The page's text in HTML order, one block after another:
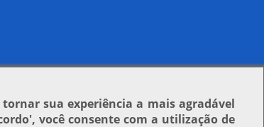
sua experiência a mais agradável
, você consente com a utilização de